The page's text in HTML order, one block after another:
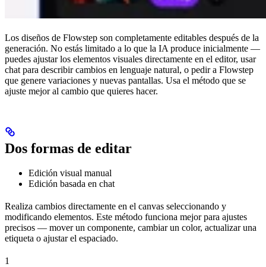
Los diseños de Flowstep son completamente editables después de la
generación. No estás limitado a lo que la IA produce inicialmente —
puedes ajustar los elementos visuales directamente en el editor, usar
chat para describir cambios en lenguaje natural, o pedir a Flowstep
que genere variaciones y nuevas pantallas. Usa el método que se
ajuste mejor al cambio que quieres hacer.
Dos formas de editar
Edición visual manual
Edición basada en chat
Realiza cambios directamente en el canvas seleccionando y
modificando elementos. Este método funciona mejor para ajustes
precisos — mover un componente, cambiar un color, actualizar una
etiqueta o ajustar el espaciado.
1